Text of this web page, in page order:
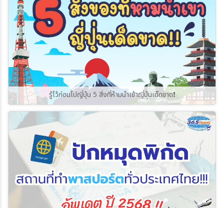
รู้ไว้ก่อนไปญี่ปุ่น 5 สิ่งที่ห้ามนำเข้าญี่ปุ่นเด็ดขาด❗️